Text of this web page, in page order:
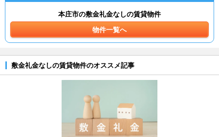
本庄市の敷金礼金なしの賃貸物件
物件一覧へ
敷金礼金なしの賃貸物件のオススメ記事